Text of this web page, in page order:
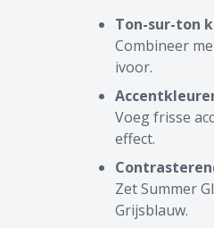
Ton-sur-ton
Combineer
ivoor.
Voeg frisse
effect.
Zet Summer
Grijsblauw.